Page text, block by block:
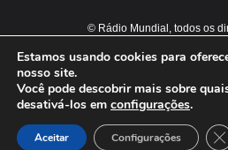
© Rádio Mundial, todos os
Estamos usando cookies para
nosso site.
Você pode descobrir mais sobre
desativá-los em configurações.
Aceitar Configurações